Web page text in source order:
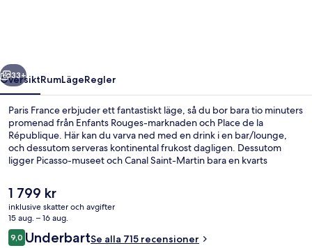
Nästa
33+
ÖversiktRumLägeRegler
Paris France erbjuder ett fantastiskt läge, så du bor bara tio minuters
promenad från Enfants Rouges-marknaden och Place de la
République. Här kan du varva ned med en drink i en bar/lounge,
och dessutom serveras kontinental frukost dagligen. Dessutom
ligger Picasso-museet och Canal Saint-Martin bara en kvarts
personalen. Boendet ligger en kort promenad från kollektivtrafik,
bara några steg från Temple Metro och till Republique Metro tar det
4 minuter att gå.
Det
nuvarande
priset
är
1 799 kr
1 799 kr
inklusive skatter och avgifter
15 aug. – 16 aug.
Recensioner
9,09,0 av 10,
UnderbartSe alla 715 recensioner